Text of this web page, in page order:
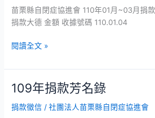
苗栗縣自閉症協進會 110年01月~03月捐
捐款大德 金額 收據號碼 110.01.04
款
芳
錄
閱讀全文 »
109年捐款芳名錄
捐款徵信 /社團法人苗栗縣自閉症協進會
109
捐